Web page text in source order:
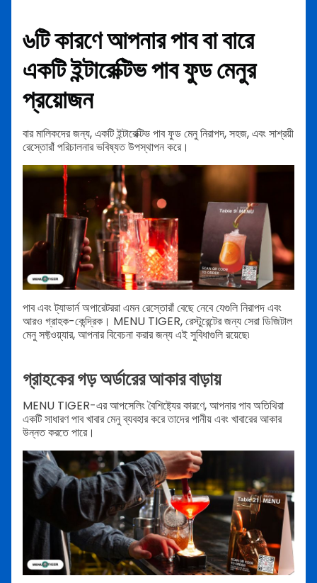
৬টি কারণে আপনার পাব বা বারে
একটি ইন্টারেক্টিভ পাব ফুড মেনুর
প্রয়োজন
বার মালিকদের জন্য, একটি ইন্টারেক্টিভ পাব ফুড মেনু নিরাপদ, সহজ, এবং সাশ্রয়ী
রেস্তোরাঁ পরিচালনার ভবিষ্যত উপস্থাপন করে।
পাব এবং ট্যাভার্ন অপারেটররা এমন রেস্তোরাঁ বেছে নেবে যেগুলি নিরাপদ এবং
আরও গ্রাহক-কেন্দ্রিক। MENU TIGER, রেস্টুরেন্টের জন্য সেরা ডিজিটাল
মেনু সফ্টওয়্যার, আপনার বিবেচনা করার জন্য এই সুবিধাগুলি রয়েছে৷
গ্রাহকের গড় অর্ডারের আকার বাড়ায়
MENU TIGER-এর আপসেলিং বৈশিষ্ট্যের কারণে, আপনার পাব অতিথিরা
একটি সাধারণ পাব খাবার মেনু ব্যবহার করে তাদের পানীয় এবং খাবারের আকার
উন্নত করতে পারে।